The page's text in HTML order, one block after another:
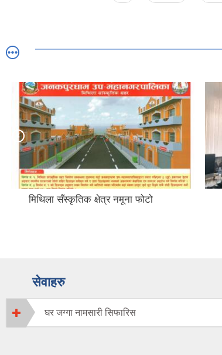
मिथिला सँस्कृतिक क्षेत्र नमूना फोटो
सेवाहरु
घर जग्गा नामसारी सिफारिस